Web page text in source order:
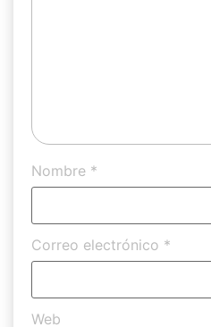
Nombre *
Correo electrónico *
Web